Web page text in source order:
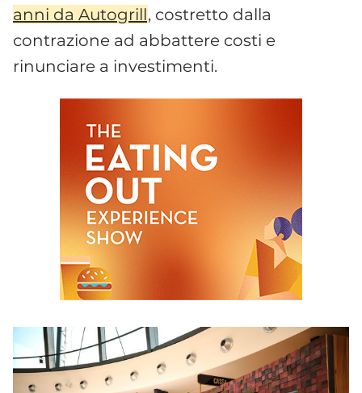
anni da Autogrill, costretto dalla
contrazione ad abbattere costi e
rinunciare a investimenti.